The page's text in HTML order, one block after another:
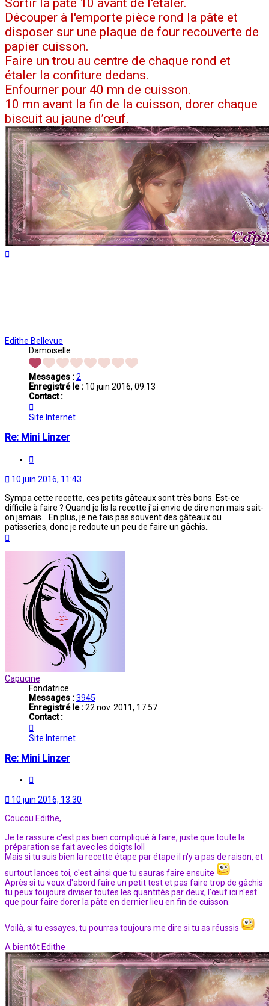
Sortir la pâte 10 avant de l'étaler.
Découper à l'emporte pièce rond la pâte et
disposer sur une plaque de four recouverte de
papier cuisson.
Faire un trou au centre de chaque rond et
étaler la confiture dedans.
Enfourner pour 40 mn de cuisson.
10 mn avant la fin de la cuisson, dorer chaque
biscuit au jaune d’œuf.
Edithe Bellevue
Damoiselle
Messages :2
Enregistré le : 10 juin 2016, 09:13
Contact :
Edithe
Bellevue
Site Internet
Re: Mini Linzer
10 juin 2016, 11:43
Sympa cette recette, ces petits gâteaux sont très bons. Est-ce
difficile à faire ? Quand je lis la recette j'ai envie de dire non mais sait-
on jamais... En plus, je ne fais pas souvent des gâteaux ou
patisseries, donc je redoute un peu de faire un gâchis..
Capucine
Fondatrice
Messages :3945
Enregistré le :22 nov. 2011, 17:57
Contact :
Capucine
Site Internet
Re: Mini Linzer
10 juin 2016, 13:30
Coucou Edithe,
Je te rassure c'est pas bien compliqué à faire, juste que toute la
préparation se fait avec les doigts loll
Mais si tu suis bien la recette étape par étape il n'y a pas de raison, et
surtout lances toi, c'est ainsi que tu sauras faire ensuite
Après si tu veux d'abord faire un petit test et pas faire trop de gâchis
tu peux toujours diviser toutes les quantités par deux, l’œuf ici n'est
que pour faire dorer la pâte en dernier lieu en fin de cuisson.
Voilà, si tu essayes, tu pourras toujours me dire si tu as réussis
A bientôt Edithe